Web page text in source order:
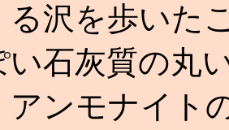
る沢を歩いた
い石灰質の丸
アンモナイト